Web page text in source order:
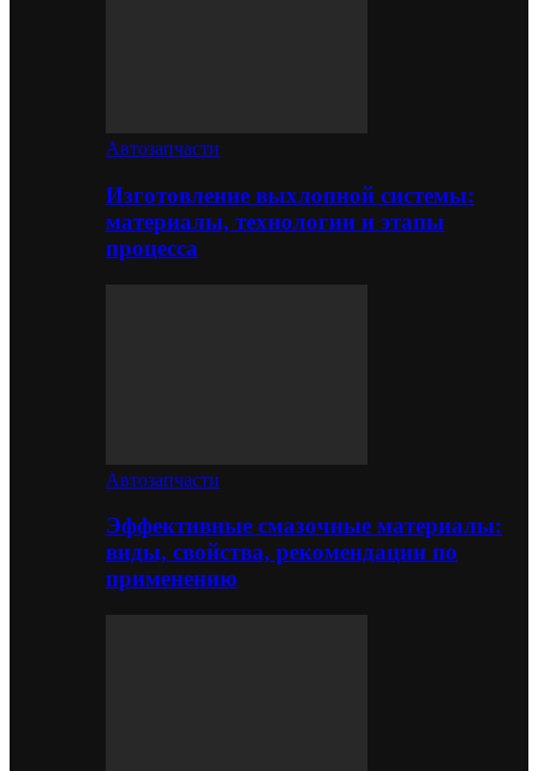
Автозапчасти
Изготовление выхлопной системы:
материалы, технологии и этапы
процесса
Автозапчасти
Эффективные смазочные материалы:
виды, свойства, рекомендации по
применению